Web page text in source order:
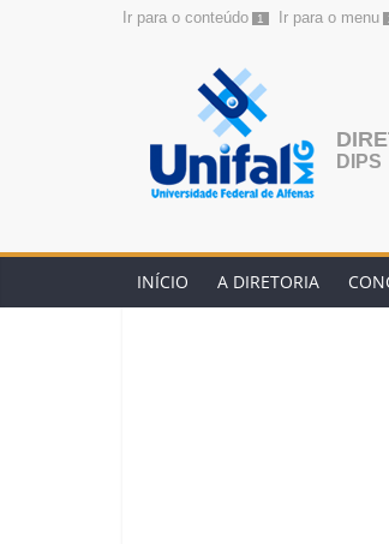
Ir para o conteúdo 1 Ir para o menu
DIPS
INÍCIO A DIRETORIA